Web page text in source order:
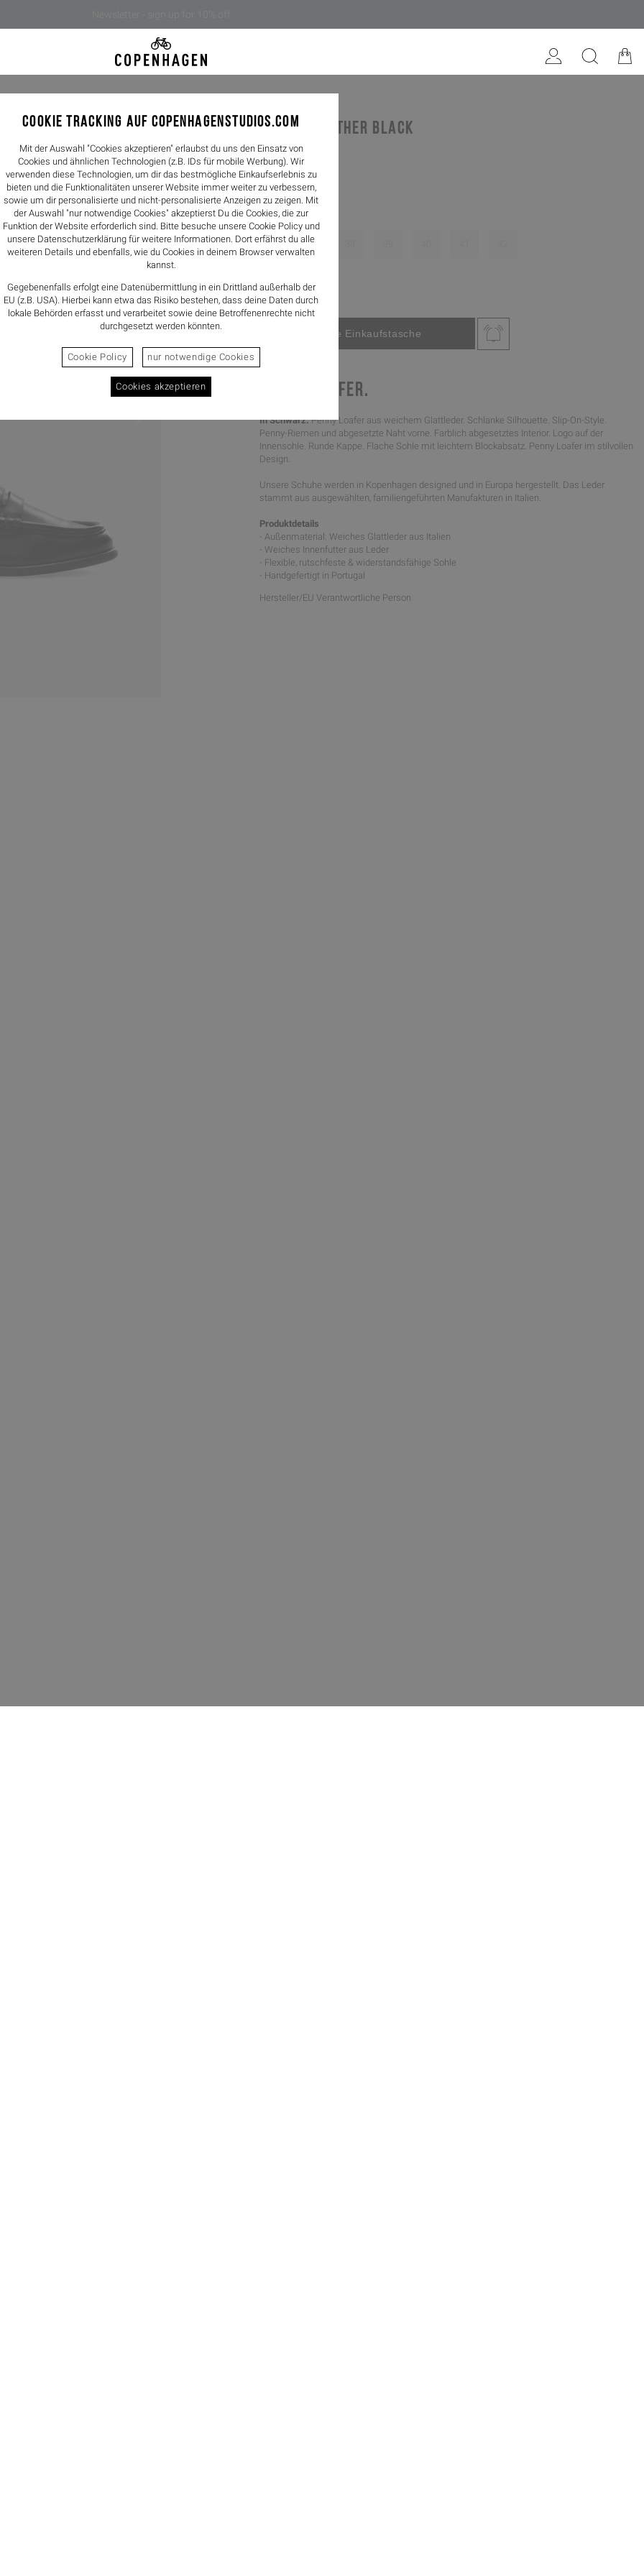
COOKIE TRACKING AUF COPENHAGENSTUDIOS.COM
Mit der Auswahl "Cookies akzeptieren" erlaubst du uns den Einsatz von
Cookies und ähnlichen Technologien (z.B. IDs für mobile Werbung). Wir
verwenden diese Technologien, um dir das bestmögliche Einkaufserlebnis zu
bieten und die Funktionalitäten unserer Website immer weiter zu verbessern,
sowie um dir personalisierte und nicht-personalisierte Anzeigen zu zeigen. Mit
der Auswahl "nur notwendige Cookies" akzeptierst Du die Cookies, die zur
Funktion der Website erforderlich sind. Bitte besuche unsere Cookie Policy und
unsere Datenschutzerklärung für weitere Informationen. Dort erfährst du alle
weiteren Details und ebenfalls, wie du Cookies in deinem Browser verwalten
kannst.
Gegebenenfalls erfolgt eine Datenübermittlung in ein Drittland außerhalb der
EU (z.B. USA). Hierbei kann etwa das Risiko bestehen, dass deine Daten durch
lokale Behörden erfasst und verarbeitet sowie deine Betroffenenrechte nicht
durchgesetzt werden könnten.
Cookie Policy nur notwendige Cookies
Cookies akzeptieren
CPH419 leather black
199,90€
Farbe -
Größen
36 37
Größentabelle
URBAN LOAFER.
In Schwarz.Penny Loafer aus weichem Glattleder. Schlanke Silhouette. Slip-On-Style.
Penny-Riemen und abgesetzte Naht vorne. Farblich abgesetztes Interior. Logo auf der
Innensohle. Runde Kappe. Flache Sohle mit leichtem Blockabsatz. Penny Loafer im stilvollen
Design.
Unsere Schuhe werden in Kopenhagen designed und in Europa hergestellt. Das Leder
stammt aus ausgewählten, familiengeführten Manufakturen in Italien.
Produktdetails
- Außenmaterial: Weiches Glattleder aus Italien
- Weiches Innenfutter aus Leder
- Flexible, rutschfeste & widerstandsfähige Sohle
- Handgefertigt in Portugal
Hersteller/EU Verantwortliche Person